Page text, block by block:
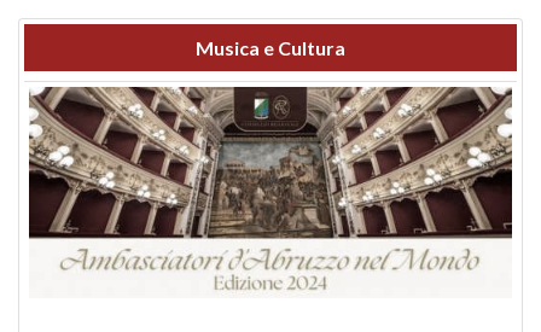
Musica e Cultura